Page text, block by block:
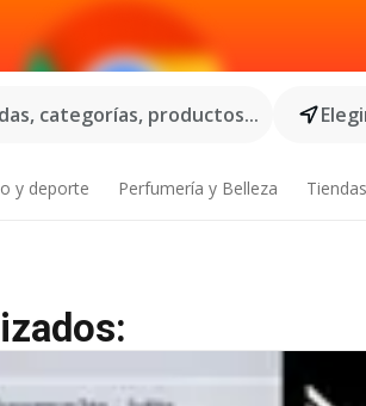
categorías, productos...
y deporte Perfumería y Belleza